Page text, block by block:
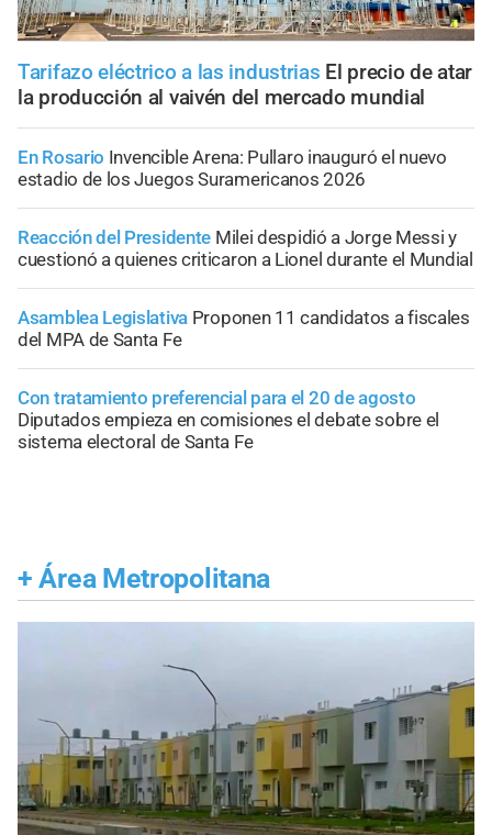
Tarifazo eléctrico a las industrias El precio de atar
la producción al vaivén del mercado mundial
En Rosario Invencible Arena: Pullaro inauguró el nuevo
estadio de los Juegos Suramericanos 2026
Reacción del Presidente Milei despidió a Jorge Messi y
cuestionó a quienes criticaron a Lionel durante el Mundial
Asamblea Legislativa Proponen 11 candidatos a fiscales
del MPA de Santa Fe
Con tratamiento preferencial para el 20 de agosto
Diputados empieza en comisiones el debate sobre el
sistema electoral de Santa Fe
+ Área Metropolitana